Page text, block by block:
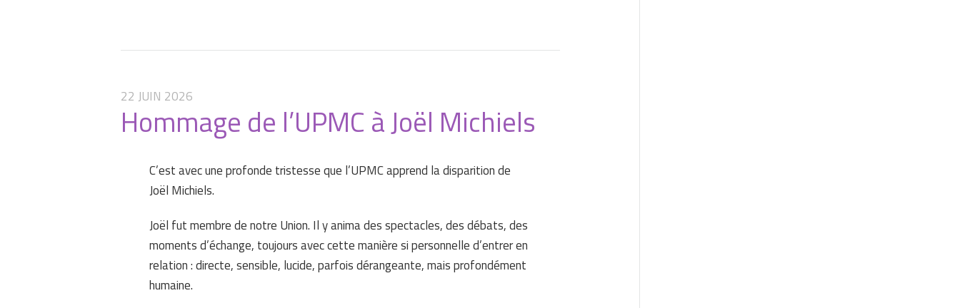
22 JUIN 2026
Hommage de l’UPMC à Joël Michiels
C’est avec une profonde tristesse que l’UPMC apprend la disparition de
Joël Michiels.
Joël fut membre de notre Union. Il y anima des spectacles, des débats, des
moments d’échange, toujours avec cette manière si personnelle d’entrer en
relation : directe, sensible, lucide, parfois dérangeante, mais profondément
humaine.